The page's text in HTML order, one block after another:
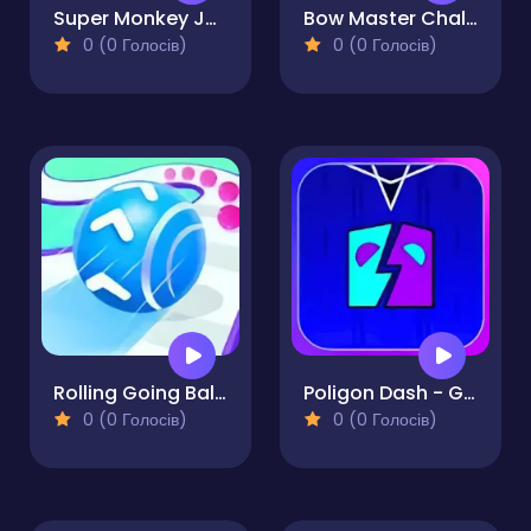
Super Monkey Juggling
0 (0 Голосів)
Bow Master Challenge
0 (0 Голосів)
Rolling Going Balls
0 (0 Голосів)
Poligon Dash - Geometry
0 (0 Голосів)